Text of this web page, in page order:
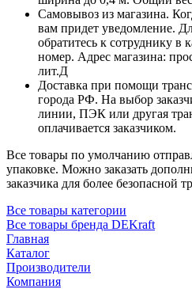
Самовывоз из магазина.
вам придет уведомление.
обратитесь к сотруднику в
номер. Адрес магазина:
лит.Д
Доставка при помощи
города РФ. На выбор
линии, ПЭК или другая
оплачивается заказчиком.
Все товары по умолчанию
упаковке. Можно заказать
заказчика для более безопасной
Все товары категории
Все товары бренда DEKraft
Главная
Каталог
Производители
Компания